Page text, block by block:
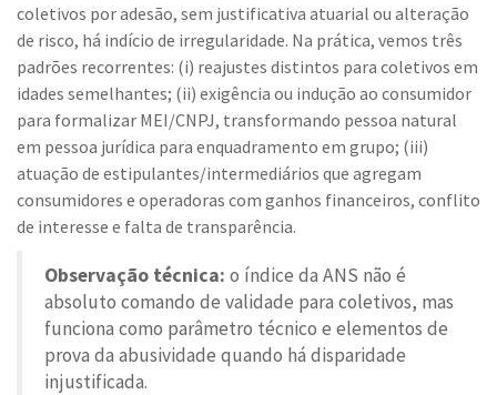
coletivos por adesão, sem justificativa atuarial ou alteração
de risco, há indício de irregularidade. Na prática, vemos três
padrões recorrentes: (i) reajustes distintos para coletivos em
idades semelhantes; (ii) exigência ou indução ao consumidor
para formalizar MEI/CNPJ, transformando pessoa natural
em pessoa jurídica para enquadramento em grupo; (iii)
atuação de estipulantes/intermediários que agregam
consumidores e operadoras com ganhos financeiros, conflito
de interesse e falta de transparência.
Observação técnica: o índice da ANS não é
absoluto comando de validade para coletivos, mas
funciona como parâmetro técnico e elementos de
prova da abusividade quando há disparidade
injustificada.